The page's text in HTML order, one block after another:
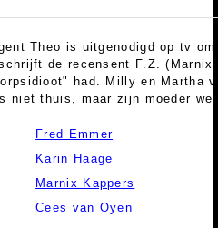
Theo is uitgenodigd op tv
de recensent F.Z.
had. Milly en Martha
niet thuis, maar zijn moeder
Fred Emmer
Karin Haage
Marnix Kappers
Cees van Oyen